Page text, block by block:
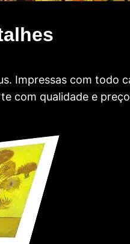
Impressas com todo
com qualidade e